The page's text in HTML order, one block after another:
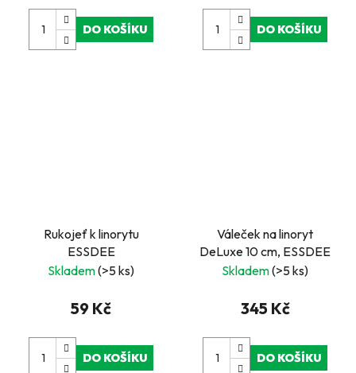
DO KOŠÍKU DO KOŠÍKU
Rukojeť k linorytu
ESSDEE
Skladem(>5 ks)
59 Kč
DO KOŠÍKU
Váleček na linoryt
DeLuxe 10 cm, ESSDEE
Skladem(>5 ks)
345 Kč
DO KOŠÍKU